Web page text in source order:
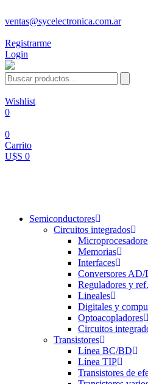
ventas@sycelectronica.com.ar
Registrarme
Login
Wishlist
0
0
Carrito
U$S 0
Semiconductores
Circuitos integrados
Memorias
Interfaces
Conversores AD/
Reguladores y
Lineales
Digitales y
Optoacopladores
Circuitos
Transistores
Línea BC/BD
Línea TIP
Transistores de